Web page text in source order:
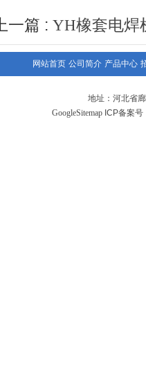
上一篇 : YH橡套电焊
网站首页 公司简介 产品中心
地址：河北省
GoogleSitemap ICP备案号